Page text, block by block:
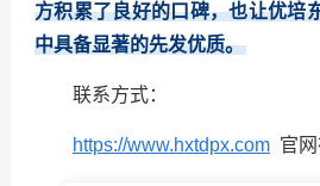
方积累了良好的口碑，也让优培
中具备显著的先发优质。
联系方式：
https://www.hxtdpx.com 官